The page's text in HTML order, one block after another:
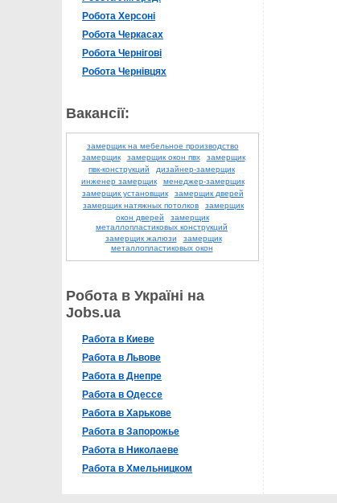
Робота Херсоні
Робота Черкасах
Робота Чернігові
Робота Чернівцях
Вакансії:
замерщик на мебельное производство
замерщик
замерщик окон пвх
замерщик
пвк-конструкций
дизайнер-замерщик
инженер замерщик
менеджер-замерщик
замерщик установщик
замерщик дверей
замерщик натяжных потолков
замерщик
окон дверей
замерщик
металлопластиковых конструкций
замерщик жалюзи
замерщик
металлопластиковых окон
Робота в Україні на
Jobs.ua
Работа в Киеве
Работа в Львове
Работа в Днепре
Работа в Одессе
Работа в Харькове
Работа в Запорожье
Работа в Николаеве
Работа в Хмельницком